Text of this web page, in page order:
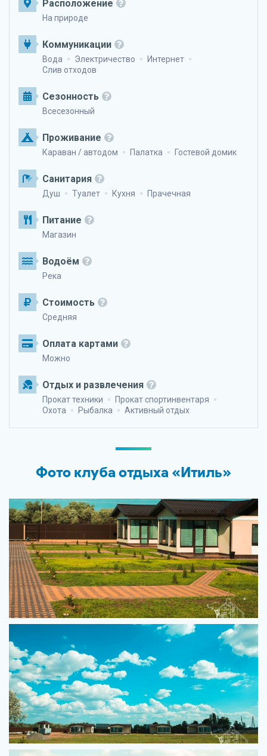
Расположение
На природе
Коммуникации
Вода Электричество
Интернет
Слив отходов
Сезонность
Всесезонный
Проживание
Караван / автодом Палатка Гостевой домик
Санитария
Душ Туалет Кухня Прачечная
Питание
Магазин
Водоём
Река
Стоимость
Средняя
Оплата картами
Можно
Отдых и развлечения
Прокат техники
Прокат спортинвентаря
Охота
Рыбалка Активный отдых
Фото клуба отдыха «Итиль»